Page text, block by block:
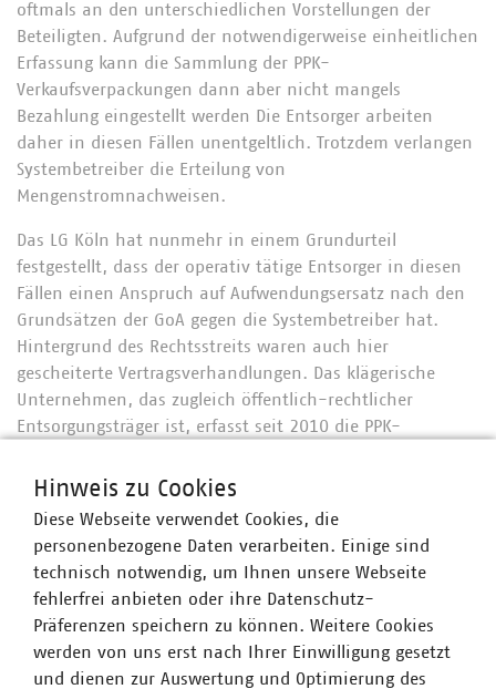
oftmals an den unterschiedlichen Vorstellungen der
Beteiligten. Aufgrund der notwendigerweise einheitlichen
Erfassung kann die Sammlung der PPK-
Verkaufsverpackungen dann aber nicht mangels
Bezahlung eingestellt werden Die Entsorger arbeiten
daher in diesen Fällen unentgeltlich. Trotzdem verlangen
Systembetreiber die Erteilung von
Mengenstromnachweisen.
Das LG Köln hat nunmehr in einem Grundurteil
festgestellt, dass der operativ tätige Entsorger in diesen
Fällen einen Anspruch auf Aufwendungsersatz nach den
Grundsätzen der GoA gegen die Systembetreiber hat.
Hintergrund des Rechtsstreits waren auch hier
gescheiterte Vertragsverhandlungen. Das klägerische
Unternehmen, das zugleich öffentlich-rechtlicher
Entsorgungsträger ist, erfasst seit 2010 die PPK-
Systembetreiber beauftragt und vergütet worden zu sein.
Mengenstromnachweise an das beklagte System
verweigert. Das LG Köln hat in dem Verfahren zunächst
die Zulässigkeit des Zivilrechtswegs bejaht. Die Klägerin
privatrechtlicher Vereinbarungen mit den
Systembetreibern tätig, nicht etwa aufgrund öffentlich-
Hinweis zu Cookies
Diese Webseite verwendet Cookies, die
personenbezogene Daten verarbeiten. Einige sind
technisch notwendig, um Ihnen unsere Webseite
fehlerfrei anbieten oder ihre Datenschutz-
Präferenzen speichern zu können. Weitere Cookies
werden von uns erst nach Ihrer Einwilligung gesetzt
und dienen zur Auswertung und Optimierung des